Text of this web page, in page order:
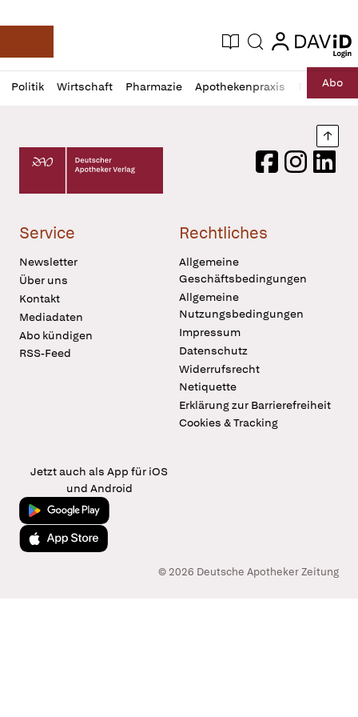
Deutsche Apotheker Zeitung
Aktuelle Ausgabe
Suche login
login
Politik Wirtschaft Pharmazie Apothekenpraxis RechtAbo
Profil
öffnen
Daz
Pur
Deutscher Apotheker Verlag Logo
FacebookInstagram
Service
Newsletter
Über uns
Kontakt
Mediadaten
Abo kündigen
RSS-Feed
Rechtliches
Allgemeine
Geschäftsbedingungen
Allgemeine
Nutzungsbedingungen
Impressum
Datenschutz
Widerrufsrecht
Netiquette
Erklärung zur Barrierefreiheit
Cookies & Tracking
Jetzt auch als App für iOS
und Android
Jetzt bei Google Play
Laden im App Store
© 2026 Deutsche Apotheker Zeitung